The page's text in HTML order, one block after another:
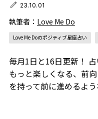
23.10.01
執筆者： Love Me Do
Love Me Doのポジティブ星座占い
毎月1日と16日更新！
もっと楽しくなる、前
を持って前に進めるよ